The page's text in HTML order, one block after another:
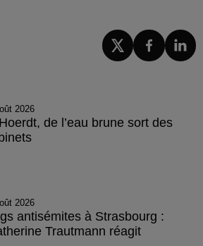
2026
de l’eau brune sort des
2026
antisémites à Strasbourg :
Trautmann réagit